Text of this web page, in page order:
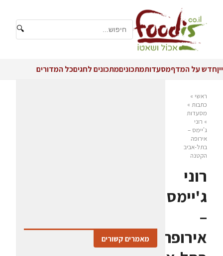
🔍
ייןחדש על המדףמסעדותמתכוניםמתכונים לחגיםכל המדורים
ראשי »
כתבות »
מסעדות
» רוני
ג'יימס –
אירופה
בתל-אביב
הקטנה
רוני
ג'יימס
–
אירופה
מאמרים קשורים